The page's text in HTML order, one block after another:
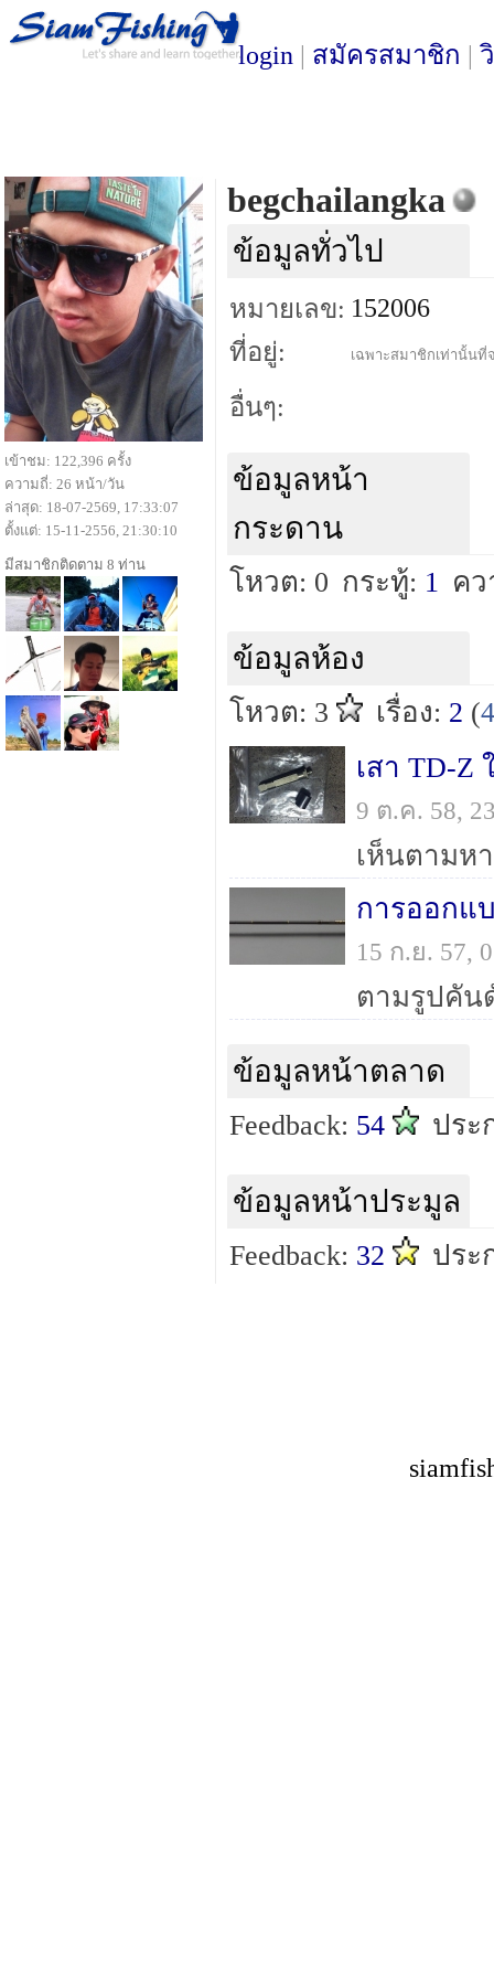
login | สมัครสมาชิก |
begchailangka
ข้อมูลทั่วไป
หมายเลข: 152006
ที่อยู่:
เฉพาะสมาชิกเท่านั้นที่
อื่นๆ:
ข้อมูลหน้า
กระดาน
โหวต: 0 กระทู้: 1 ค
ข้อมูลห้อง
โหวต: 3 เรื่อง: 2 (
เสา TD-Z
9 ต.ค. 58,
การออกแ
15 ก.ย. 57,
ข้อมูลหน้าตลาด
Feedback: 54 ประ
ข้อมูลหน้าประมูล
Feedback: 32 ประ
เข้าชม: 122,396 ครั้ง
ความถี่: 26 หน้า/วัน
ล่าสุด: 18-07-2569, 17:33:07
ตั้งแต่: 15-11-2556, 21:30:10
มีสมาชิกติดตาม 8 ท่าน